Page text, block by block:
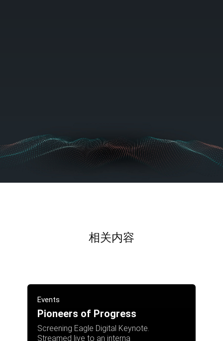
相关内容
Events
Pioneers of Progress
Screening Eagle Digital Keynote.
Streamed live to an interna